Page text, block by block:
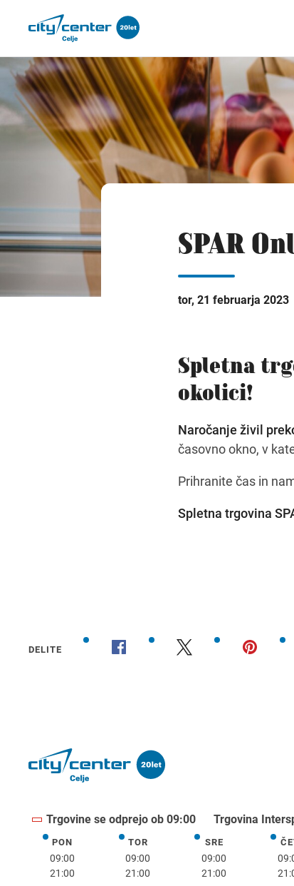
SPAR
tor, 21 februarja 2023
Spletna
okolici!
Naročanje živil
časovno okno, v
Prihranite čas in
Spletna trgovina
DELITE
Trgovine se odprejo ob 09:00 Trgovina
PONponedeljek
09:00
21:00
TORtorek
09:00
21:00
SREsreda
09:00
21:00